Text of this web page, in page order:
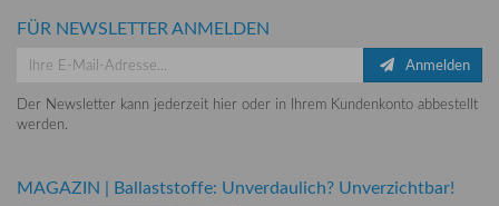
FÜR NEWSLETTER ANMELDEN
Anmelden
Der Newsletter kann jederzeit hier oder in Ihrem Kundenkonto abbestellt
werden.
MAGAZIN | Ballaststoffe: Unverdaulich? Unverzichtbar!